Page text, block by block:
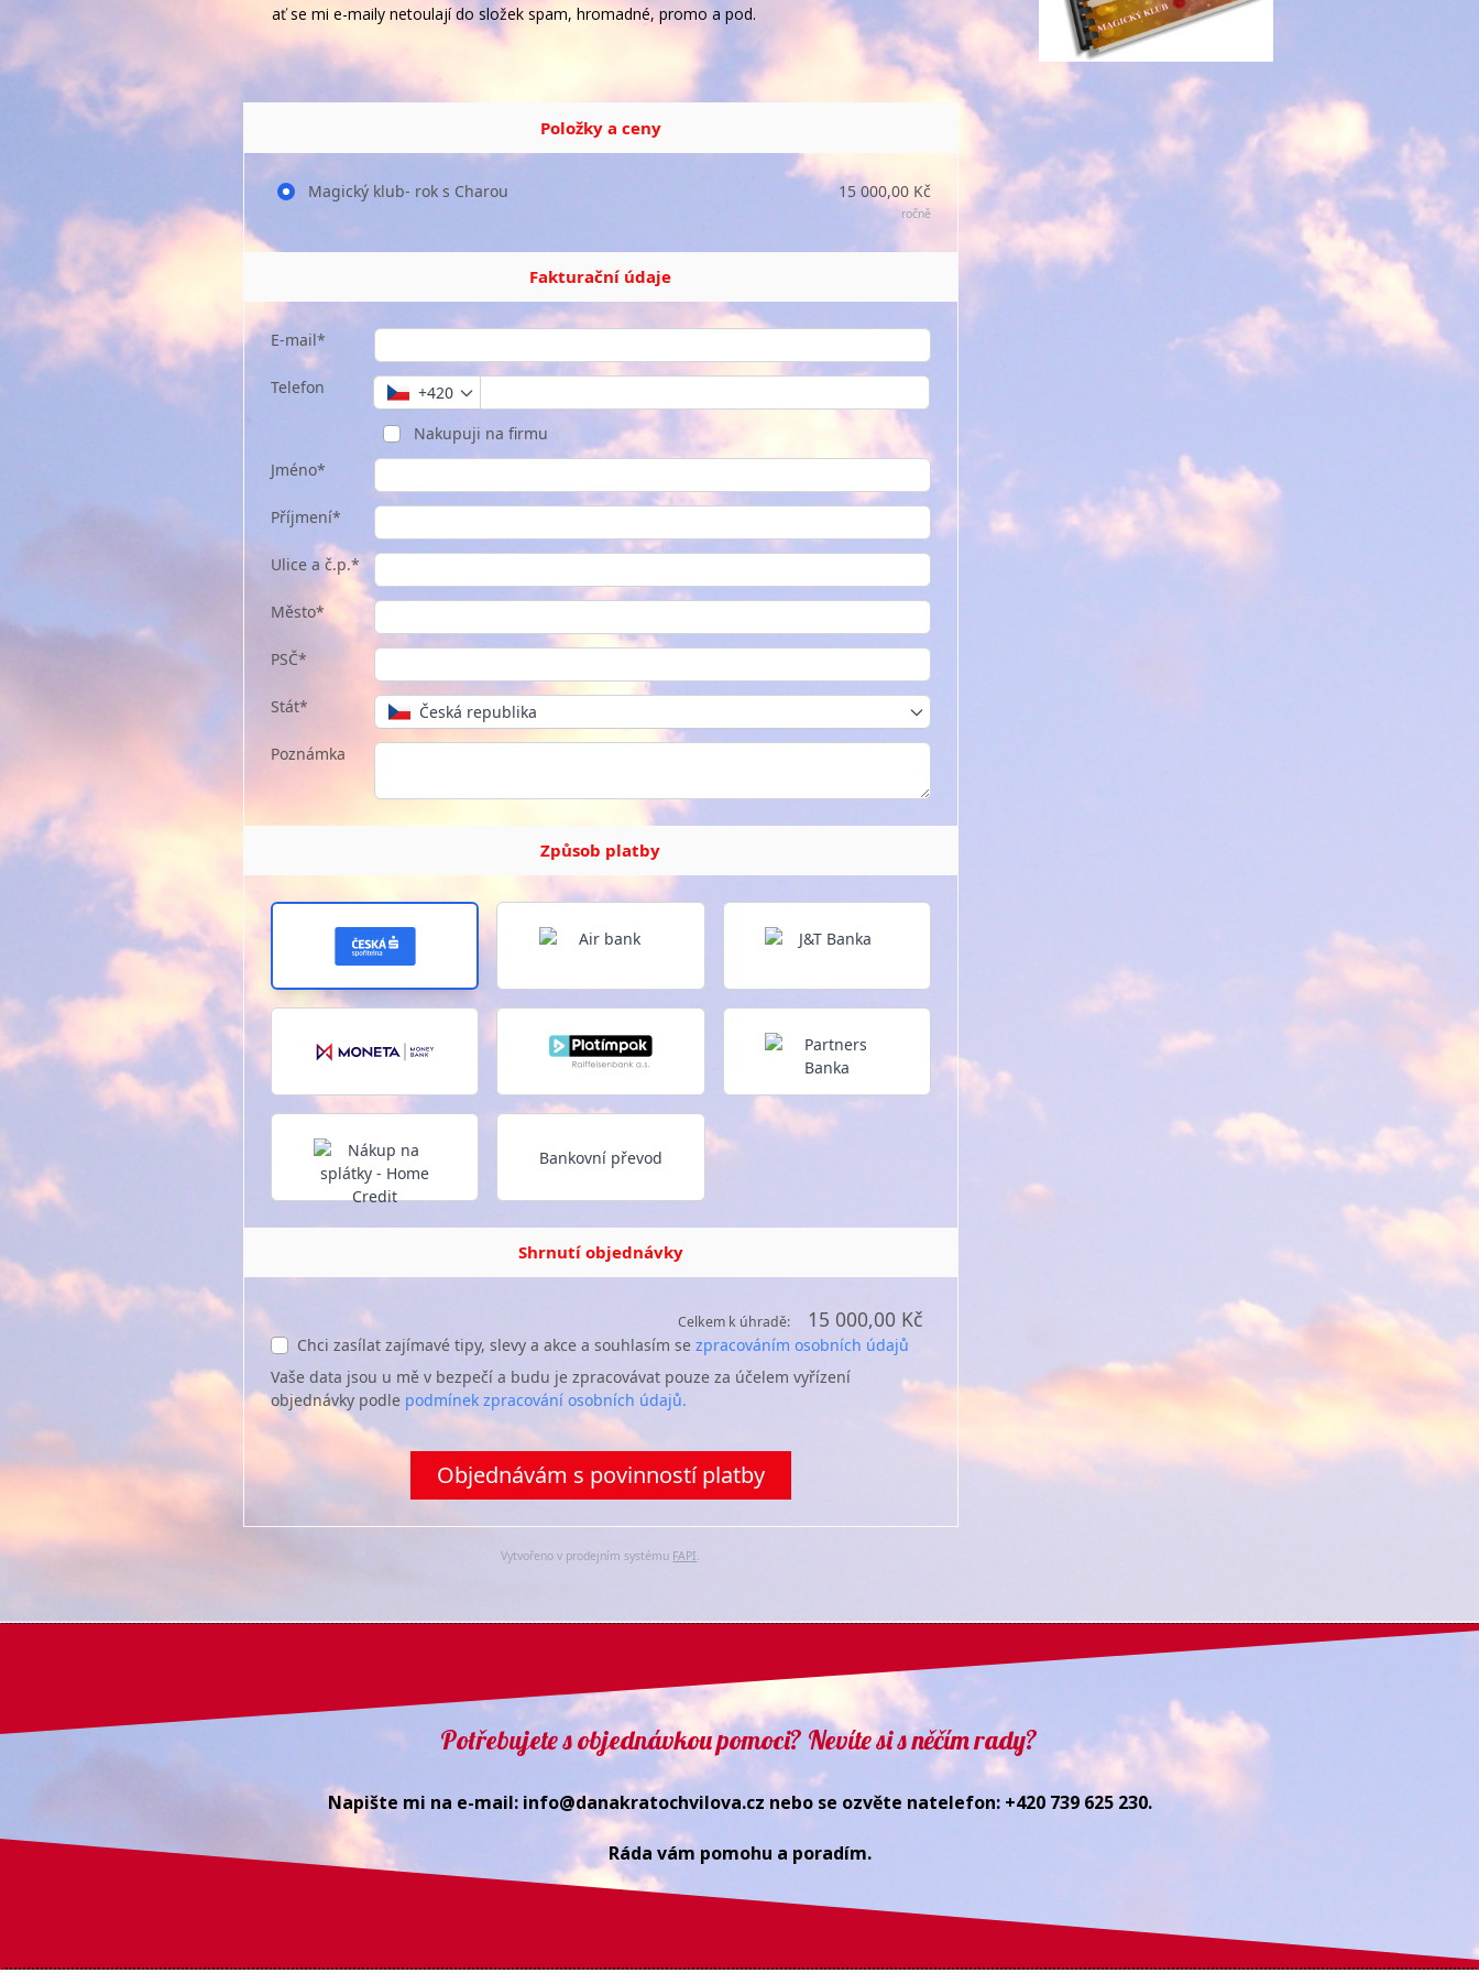
ať se mi e-maily netoulají do složek spam, hromadné, promo a pod.
Položky a ceny
Magický klub- rok s Charou 15 000,00 Kč
ročně
Fakturační údaje
E-mail*
Telefon
+420
Nakupuji na firmu
Jméno*
Příjmení*
Ulice a č.p.*
Město*
PSČ*
Stát*
Česká republika
Poznámka
Způsob platby
Bankovní převod
Shrnutí objednávky
Celkem k úhradě: 15 000,00 Kč
Chci zasílat zajímavé tipy, slevy a akce a souhlasím se zpracováním osobních údajů
Vaše data jsou u mě v bezpečí a budu je zpracovávat pouze za účelem vyřízení
objednávky podle podmínek zpracování osobních údajů.
Objednávám s povinností platby
Vytvořeno v prodejním systému FAPI.
Potřebujete s objednávkou pomoci? Nevíte si s něčím rady?
Napište mi na e-mail: info@danakratochvilova.cz nebo se ozvěte natelefon: +420 739 625 230.
Ráda vám pomohu a poradím.